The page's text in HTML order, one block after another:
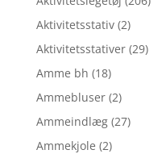
Aktivitetsstativ (2)
Aktivitetsstativer (29)
Amme bh (18)
Ammebluser (2)
Ammeindlæg (27)
Ammekjole (2)